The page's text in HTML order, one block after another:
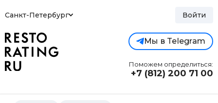
Санкт-Петербург Войти
Мы в Telegram
Поможем определиться:
+7 (812) 200 71 00